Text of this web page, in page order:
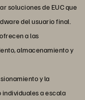
soluciones de EUC que
del usuario final.
ofrecen a las
almacenamiento y
y la
a escala